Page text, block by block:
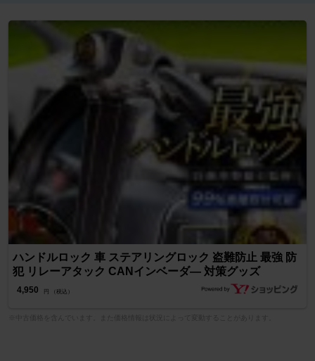
ハンドルロック 車 ステアリングロック 盗難防止 最強 防
犯 リレーアタック CANインベーダ― 対策グッズ
4,950 円 （税込）